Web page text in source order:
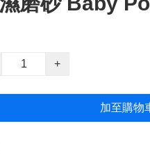
+
加至購物